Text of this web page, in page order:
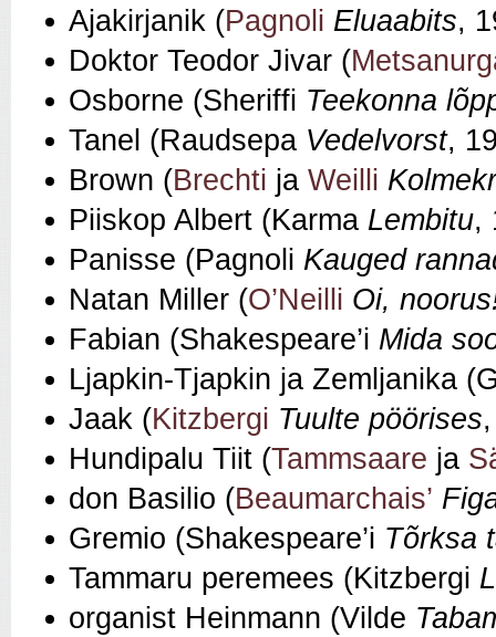
Ajakirjanik (Pagnoli Eluaabits,
Doktor Teodor Jivar (
Osborne (Sheriffi Teekonna
Tanel (Raudsepa Vedelvorst,
Brown (Brechti ja Weilli
Piiskop Albert (Karma Lembitu,
Panisse (Pagnoli Kauged
Natan Miller (O’Neilli Oi,
Fabian (Shakespeare’i Mida
Ljapkin-Tjapkin ja Zemljanika
Jaak (Kitzbergi Tuulte pöörises
Hundipalu Tiit (Tammsaare ja
don Basilio (Beaumarchais’
Gremio (Shakespeare’i Tõrksa
Tammaru peremees (Kitzbergi
organist Heinmann (Vilde